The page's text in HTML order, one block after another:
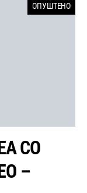
ОПУШТЕНО
СО
–